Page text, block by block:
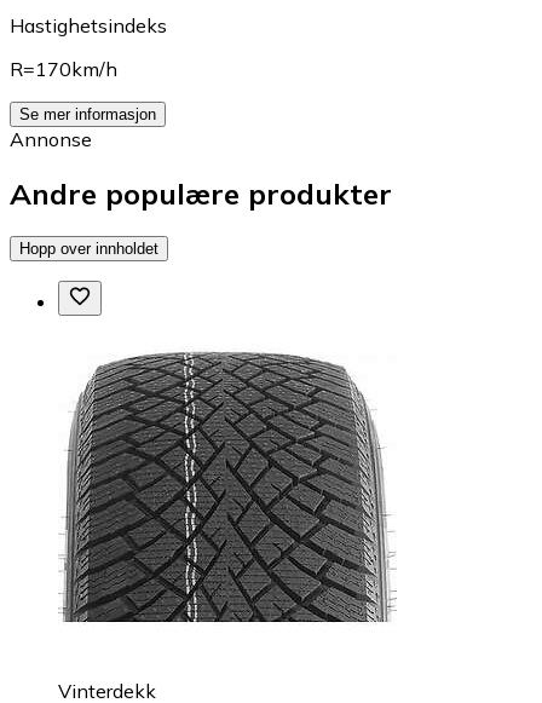
Hastighetsindeks
R=170km/h
Se mer informasjon
Annonse
Andre populære produkter
Hopp over innholdet
Vinterdekk